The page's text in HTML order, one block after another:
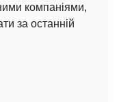
компаніями,
за останній